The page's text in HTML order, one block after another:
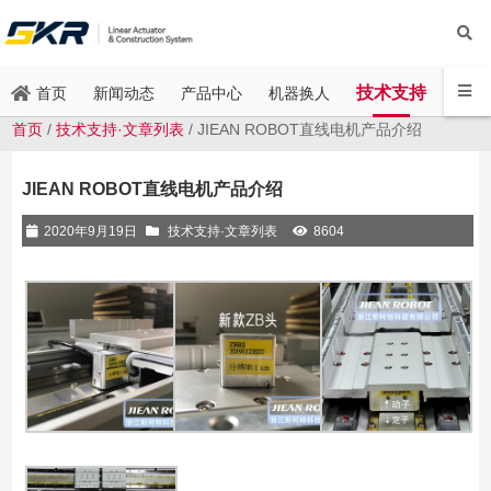
首页 新闻动态 产品中心 机器换人 技术支持 联系
首页 /技术支持·文章列表 / JIEAN ROBOT直线电机产品介绍
JIEAN ROBOT直线电机产品介绍
2020年9月19日 技术支持·文章列表 8604